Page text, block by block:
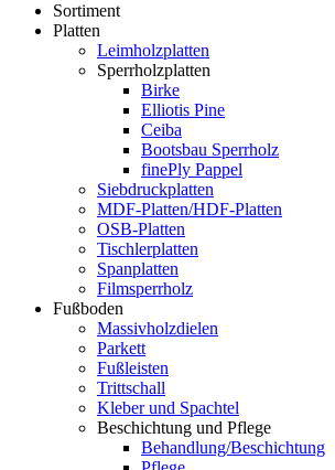
Sortiment
Platten
Leimholzplatten
Sperrholzplatten
Birke
Elliotis Pine
Ceiba
Bootsbau Sperrholz
finePly Pappel
Siebdruckplatten
MDF-Platten/HDF-Platten
OSB-Platten
Tischlerplatten
Spanplatten
Filmsperrholz
Fußboden
Massivholzdielen
Parkett
Fußleisten
Trittschall
Kleber und Spachtel
Beschichtung und Pflege
Behandlung/Beschichtung